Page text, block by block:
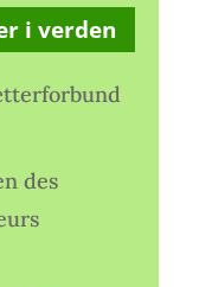
i verden
des